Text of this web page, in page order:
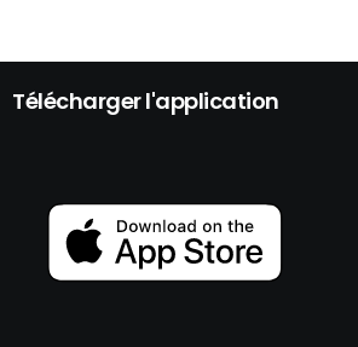
Télécharger l'application